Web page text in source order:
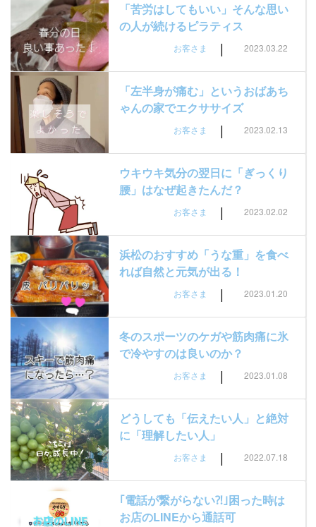
「苦労はしてもいい」そんな思い
の人が続けるピラティス
お客さま | 2023.03.22
「左半身が痛む」というおばあち
ゃんの家でエクササイズ
お客さま | 2023.02.13
ウキウキ気分の翌日に「ぎっくり
腰」はなぜ起きたんだ？
お客さま | 2023.02.02
浜松のおすすめ「うな重」を食べ
れば自然と元気が出る！
お客さま | 2023.01.20
冬のスポーツのケガや筋肉痛に氷
で冷やすのは良いのか？
お客さま | 2023.01.08
どうしても「伝えたい人」と絶対
に「理解したい人」
お客さま | 2022.07.18
｢電話が繋がらない⁈｣困った時は
お店のLINEから通話可